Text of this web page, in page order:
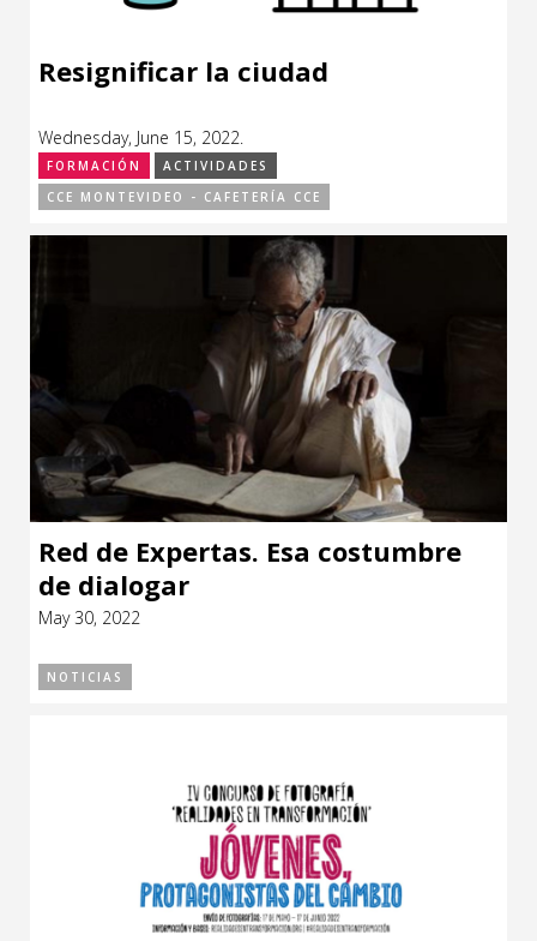
Resignificar la ciudad
Wednesday, June 15, 2022.
FORMACIÓN
ACTIVIDADES
CCE MONTEVIDEO - CAFETERÍA CCE
Red de Expertas. Esa costumbre
de dialogar
May 30, 2022
NOTICIAS